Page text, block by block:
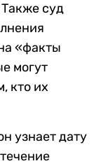
суд
«факты
могут
кто их
узнает дату